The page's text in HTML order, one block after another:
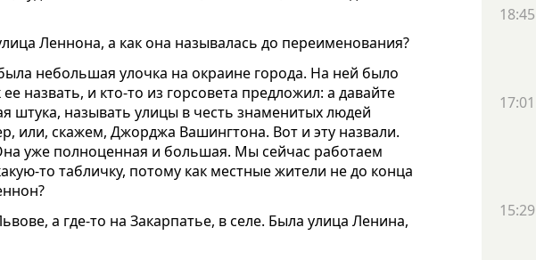
Леннона, а как она называлась до переименования?
небольшая улочка на окраине города. На ней было
назвать, и кто-то из горсовета предложил: а давайте
штука, называть улицы в честь знаменитых людей
или, скажем, Джорджа Вашингтона. Вот и эту назвали.
уже полноценная и большая. Мы сейчас работаем
то табличку, потому как местные жители не до конца
а где-то на Закарпатье, в селе. Была улица Ленина,
18:45
17:01
15:29